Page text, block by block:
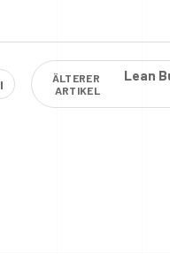
ÄLTERER
ARTIKEL
Lean